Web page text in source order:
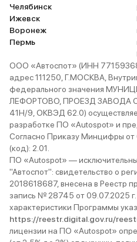
Челябинск
Ижевск
Воронеж
Пермь
ООО «Автоспот» (ИНН
адрес 111250, Г.МОСКВА,
федерального значения
ЛЕФОРТОВО, ПРОЕЗД ЗАВОДА
41Н/9, ОКВЭД 62.0)
разработке ПО «Autospot» и
Согласно Приказу Минцифры от
(код): 2.01.
ПО «Autospot» —
"Автоспот": свидетельство о
2018618687, внесена в Реестр
запись № 28745 от 09.07.2025
характеристики Программы
https://reestr.digital.gov.ru/
лицензии на ПО «Autospot»